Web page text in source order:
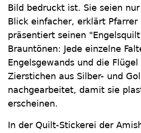
Bild bedruckt ist. Sie seien
Blick einfacher, erklärt Pfarrer
präsentiert seinen
Brauntönen: Jede einzelne
Engelsgewands und die
Zierstichen aus Silber- und
nachgearbeitet, damit sie
erscheinen.
In der Quilt-Stickerei der